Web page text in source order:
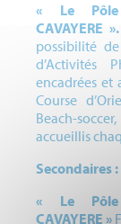
« Le
CAVAYERE ».
possibilité
d’Activités
encadrées et
Course
Beach-
accueillis
Secondaires :
« Le
CAVAYERE »